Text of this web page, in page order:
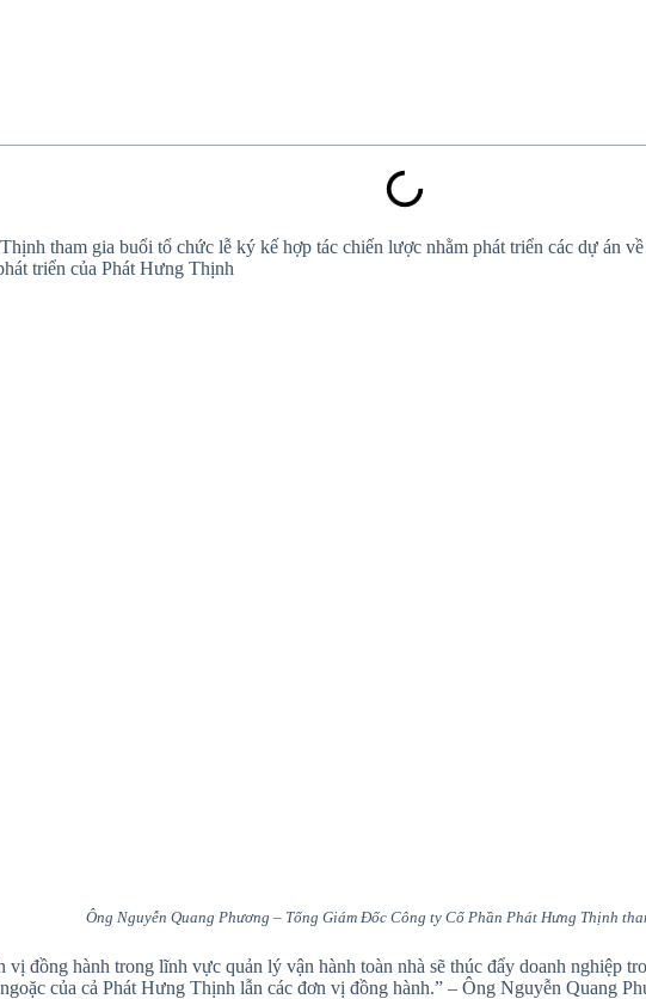
tham gia buổi tổ chức lễ ký kế hợp tác chiến lược nhằm phát triển các dự án
triển của Phát Hưng Thịnh
Ông Nguyễn Quang Phương – Tổng Giám Đốc Công ty Cổ Phần Phát Hưng Thịnh
đồng hành trong lĩnh vực quản lý vận hành toàn nhà sẽ thúc đẩy doanh nghiệp
của cả Phát Hưng Thịnh lẫn các đơn vị đồng hành.” – Ông Nguyễn Quang